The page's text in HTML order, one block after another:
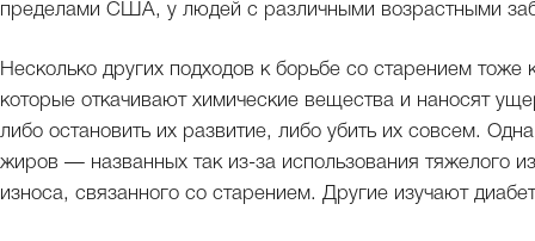
пределами США, у людей с различными возрастными
Несколько других подходов к борьбе со старением
которые откачивают химические вещества и наносят
либо остановить их развитие, либо убить их совсем.
жиров — названных так из-за использования тяжелого
износа, связанного со старением. Другие изучают